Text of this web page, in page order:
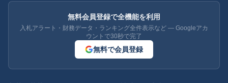
無料会員登録で全機能を利用
入札アラート・財務データ・ランキング全件表示など — Googleアカ
ウントで30秒で完了
無料で会員登録